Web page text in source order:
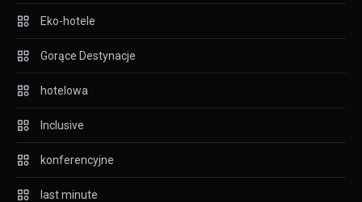
Eko-hotele
Gorące Destynacje
hotelowa
Inclusive
konferencyjne
last minute